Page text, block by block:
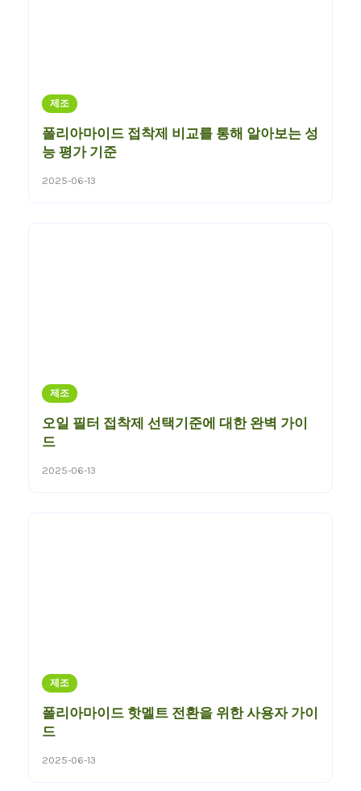
제조
폴리아마이드 접착제 비교를 통해 알아보는 성
능 평가 기준
2025-06-13
제조
오일 필터 접착제 선택기준에 대한 완벽 가이
드
2025-06-13
제조
폴리아마이드 핫멜트 전환을 위한 사용자 가이
드
2025-06-13